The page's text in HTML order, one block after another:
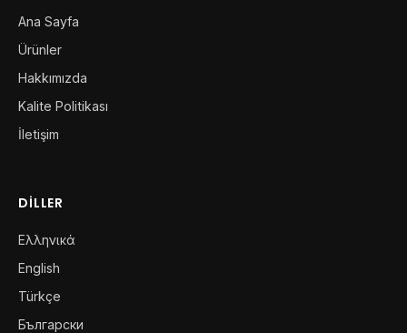
Ana Sayfa
Ürünler
Hakkımızda
Kalite Politikası
İletişim
DILLER
Ελληνικά
English
Türkçe
Български